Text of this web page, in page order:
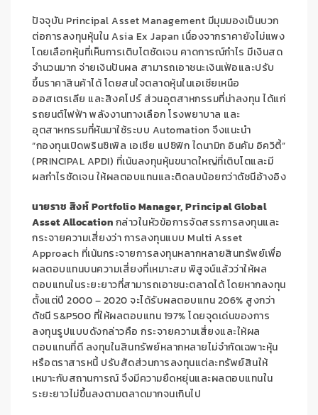
ปัจจุบันPrincipal Asset Management มีมุมมองเป็นบวก
ต่อการลงทุนหุ้นในAsia Ex Japan เนื่องจากราคายังไม่แพง
โดยเลือกหุ้นที่เห็นการเติบโตชัดเจน คาดการณ์กำไร มีเงินสด
จำนวนมาก จ่ายเงินปันผล สามารถเอาชนะเงินเฟ้อและปรับ
ขึ้นราคาสินค้าได้ โดยสนใจตลาดหุ้นในเอเชียเหนือ
ออสเตรเลีย และสิงคโปร์ ส่วนอุตสาหกรรมที่น่าลงทุน ได้แก่
รถยนต์ไฟฟ้า พลังงานทางเลือก โรงพยาบาล และ
อุตสาหกรรมที่หันมาใช้ระบบ Automation จึงแนะนำ
“กองทุนเปิดพรินซิเพิล เอเชีย แปซิฟิก ไดนามิก อินคัม อิควิตี้”
(PRINCIPAL APDI) ที่เน้นลงทุนหุ้นขนาดใหญ่ที่เติบโตและมี
ผลกำไรชัดเจน ให้ผลตอบแทนและติดลบน้อยกว่าดัชนีอ้างอิง
นายราช สิงห์Portfolio Manager, Principal Global
Asset Allocationกล่าวในหัวข้อการจัดสรรการลงทุนและ
กระจายความเสี่ยงว่า การลงทุนแบบ Multi Asset
Approach ที่เน้นกระจายการลงทุนหลากหลายสินทรัพย์เพื่อ
ผลตอบแทนบนความเสี่ยงที่เหมาะสม พิสูจน์แล้วว่าให้ผล
ตอบแทนในระยะยาวที่สามารถเอาชนะตลาดได้ โดยหากลงทุน
ตั้งแต่ปี 2000–2020 จะได้รับผลตอบแทน206% สูงกว่า
ดัชนีS&P500 ที่ให้ผลตอบแทน197%โดยจุดเด่นของการ
ลงทุนรูปแบบดังกล่าวคือ กระจายความเสี่ยงและให้ผล
ตอบแทนที่ดี ลงทุนในสินทรัพย์หลากหลายไม่จำกัดเฉพาะหุ้น
หรือตราสารหนี้ ปรับสัดส่วนการลงทุนแต่ละทรัพย์สินให้
เหมาะกับสถานการณ์ จึงมีความยืดหยุ่นและผลตอบแทนใน
ระยะยาวไม่ขึ้นลงตามตลาดมากจนเกินไป